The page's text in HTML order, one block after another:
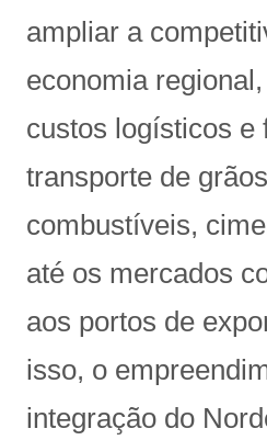
ampliar a
economia
custos logísticos e
transporte de
combustíveis,
até os mercados
aos portos de
isso, o
integração do